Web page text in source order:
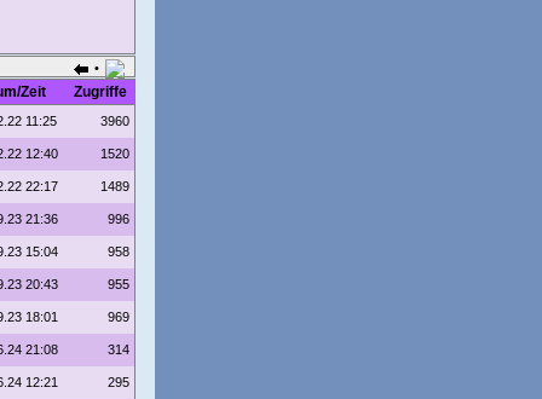
•
Zeit Zugriffe
11:25 3960
12:40 1520
22:17 1489
21:36 996
15:04 958
20:43 955
18:01 969
21:08 314
12:21 295